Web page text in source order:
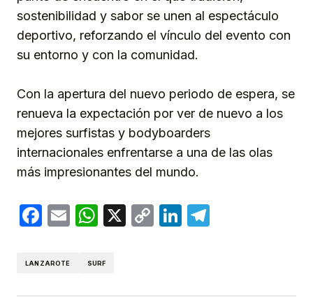
sostenibilidad y sabor se unen al espectáculo
deportivo, reforzando el vínculo del evento con
su entorno y con la comunidad.
Con la apertura del nuevo periodo de espera, se
renueva la expectación por ver de nuevo a los
mejores surfistas y bodyboarders
internacionales enfrentarse a una de las olas
más impresionantes del mundo.
Facebook
EmailWhatsApp
X
CopyLinkedIn
LANZAROTE SURF